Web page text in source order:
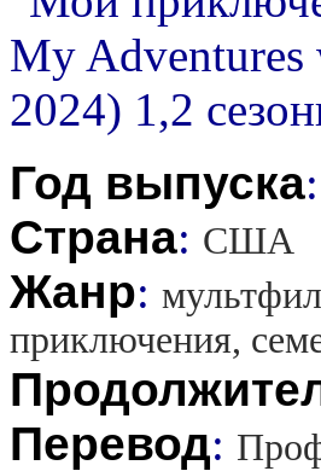
Год выпуска:
Страна: США
Жанр:
приключения,
Перевод: